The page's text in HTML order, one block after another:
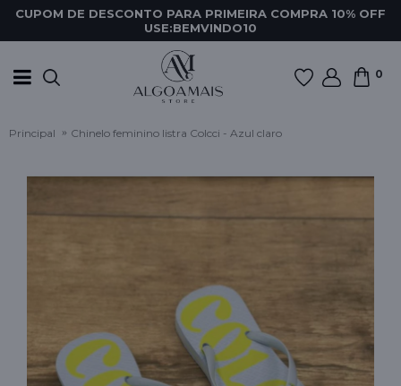
CUPOM DE DESCONTO PARA PRIMEIRA COMPRA 10% OFF
USE:BEMVINDO10
0
Principal Chinelo feminino listra Colcci - Azul claro